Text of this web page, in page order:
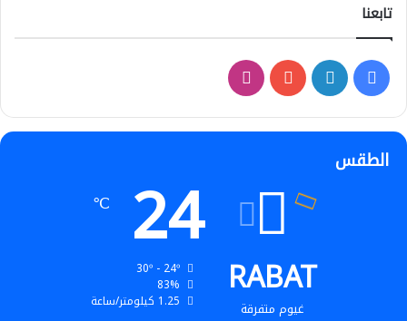
تابعنا
فيسبوكلينكدإن‫YouTubeانستقرام
الطقس
RABAT
غيوم متفرقة
24
℃
30º - 24º
83%
1.25 كيلومتر/ساعة